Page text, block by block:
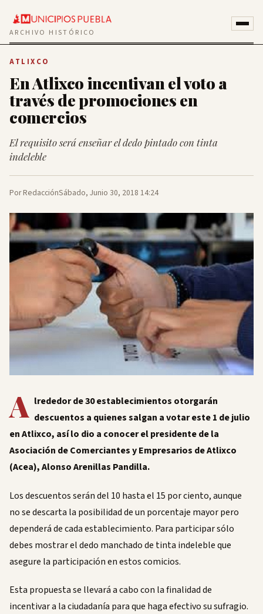
ARCHIVO HISTÓRICO
ATLIXCO
En Atlixco incentivan el voto a
través de promociones en
comercios
El requisito será enseñar el dedo pintado con tinta
indeleble
Por RedacciónSábado, Junio 30, 2018 14:24
A lrededor de 30 establecimientos otorgarán
descuentos a quienes salgan a votar este 1 de julio
en Atlixco, así lo dio a conocer el presidente de la
Asociación de Comerciantes y Empresarios de Atlixco
(Acea), Alonso Arenillas Pandilla.
Los descuentos serán del 10 hasta el 15 por ciento, aunque
no se descarta la posibilidad de un porcentaje mayor pero
dependerá de cada establecimiento. Para participar sólo
debes mostrar el dedo manchado de tinta indeleble que
asegure la participación en estos comicios.
Esta propuesta se llevará a cabo con la finalidad de
incentivar a la ciudadanía para que haga efectivo su sufragio.